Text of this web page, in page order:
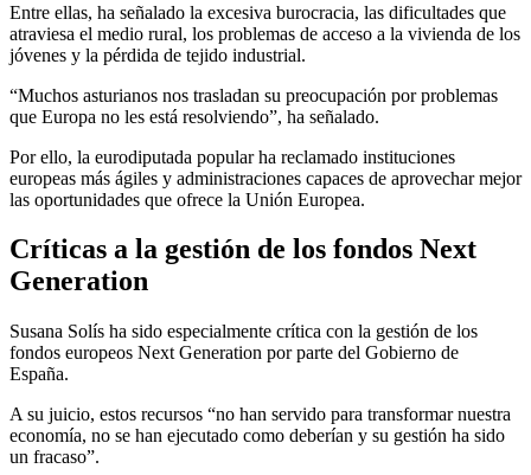
Entre ellas, ha señalado la excesiva burocracia, las dificultades que
atraviesa el medio rural, los problemas de acceso a la vivienda de los
jóvenes y la pérdida de tejido industrial.
“Muchos asturianos nos trasladan su preocupación por problemas
que Europa no les está resolviendo”, ha señalado.
Por ello, la eurodiputada popular ha reclamado instituciones
europeas más ágiles y administraciones capaces de aprovechar mejor
las oportunidades que ofrece la Unión Europea.
Críticas a la gestión de los fondos Next
Generation
Susana Solís ha sido especialmente crítica con la gestión de los
fondos europeos Next Generation por parte del Gobierno de
España.
A su juicio, estos recursos “no han servido para transformar nuestra
economía, no se han ejecutado como deberían y su gestión ha sido
un fracaso”.